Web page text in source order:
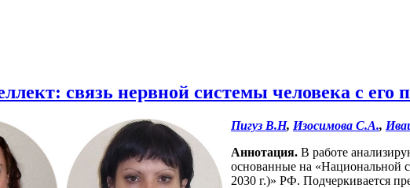
связь нервной системы человека с
Пигуз В.Н, Изосимова С.А.,
Аннотация. В работе
основанные на «Национальной
2030 г.)» РФ. Подчеркивается